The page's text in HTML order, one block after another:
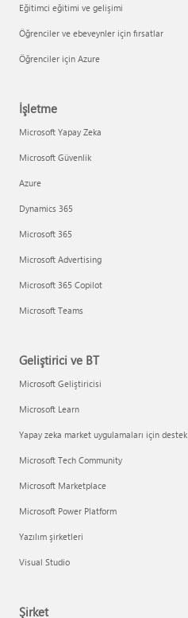
Eğitimci eğitimi ve gelişimi
Öğrenciler ve ebeveynler için fırsatlar
Öğrenciler için Azure
İşletme
Microsoft Yapay Zeka
Microsoft Güvenlik
Azure
Dynamics 365
Microsoft 365
Microsoft Advertising
Microsoft 365 Copilot
Microsoft Teams
Geliştirici ve BT
Microsoft Geliştiricisi
Microsoft Learn
Yapay zeka market uygulamaları için destek
Microsoft Tech Community
Microsoft Marketplace
Microsoft Power Platform
Yazılım şirketleri
Visual Studio
Şirket